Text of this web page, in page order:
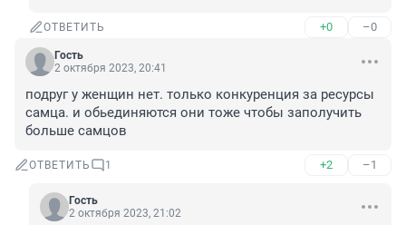
ОТВЕТИТЬ +0 –0
Гость
2 октября 2023, 20:41
подруг у женщин нет. только конкуренция за ресурсы
самца. и обьединяются они тоже чтобы заполучить
больше самцов
ОТВЕТИТЬ 1 +2 –1
Гость
2 октября 2023, 21:02